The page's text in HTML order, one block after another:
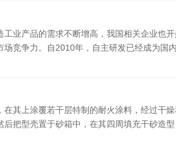
业产品的需求不断增高，我国相关企业也
竞争力。自2010年，自主研发已经成为国
其上涂覆若干层特制的耐火涂料，经过干
把型壳置于砂箱中，在其四周填充干砂造型